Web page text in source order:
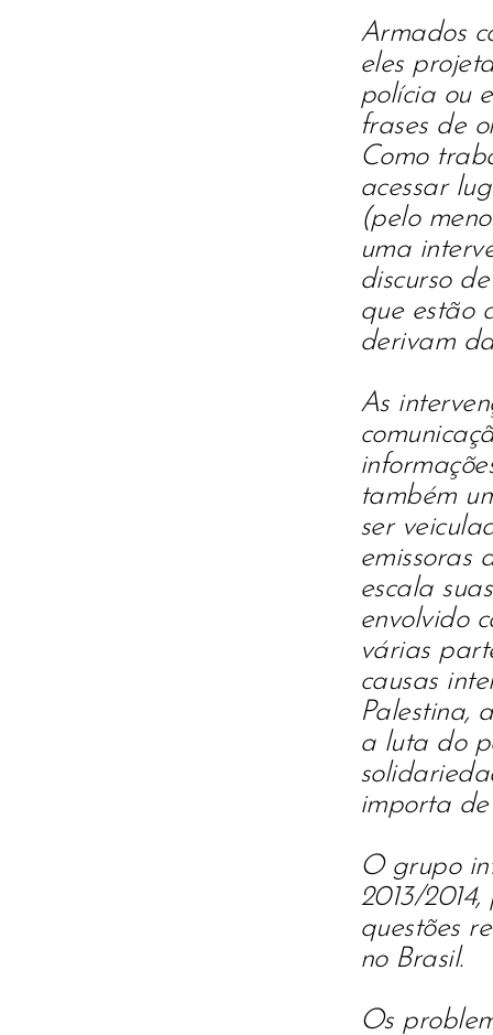
Armados
eles
polícia ou
frases de
Como
acessar
(pelo
uma
discurso
que estão
derivam
As
também
ser
emissoras
escala
envolvido
várias
causas
Palestina,
a luta do
importa
O grupo
2013/
questões
no Brasil.
Os